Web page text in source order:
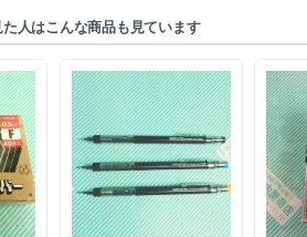
た人はこんな商品も見ています